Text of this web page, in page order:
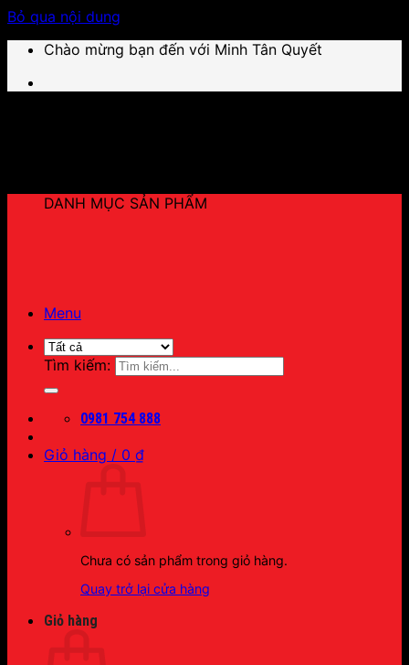
Bỏ qua nội dung
Chào mừng bạn đến với Minh Tân Quyết
Menu
Tìm kiếm:
0981 754 888
Giỏ hàng / 0 ₫
Chưa có sản phẩm trong giỏ hàng.
Quay trở lại cửa hàng
Giỏ hàng
DANH MỤC SẢN PHẨM